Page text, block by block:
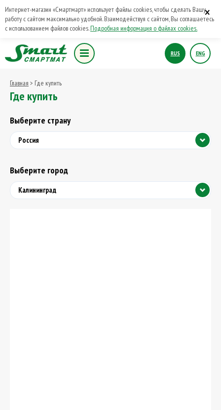
×
Интернет-магазин «Смартмарт» использует файлы cookies, чтобы сделать Вашу
работу с сайтом максимально удобной. Взаимодействуя с сайтом, Вы соглашаетесь
с использованием файлов cookies.Подробная информация о файлах cookies.
RUS ENG
Главная > Где купить
Где купить
Выберите страну
Россия
Выберите город
Калининград